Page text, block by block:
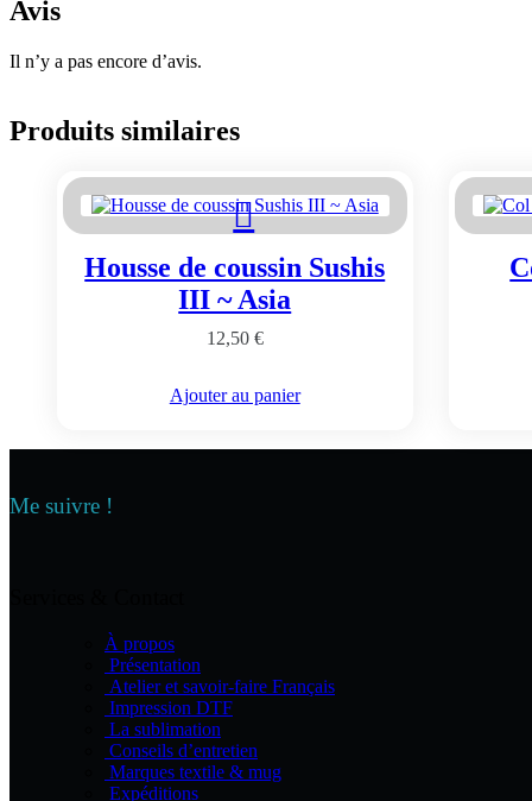
Avis
Il n’y a pas encore d’avis.
Produits similaires
Housse de coussin Sushis
III ~ Asia
12,50 €
Ajouter au panier
Me suivre !
À propos
Présentation
Atelier et savoir-faire Français
Impression DTF
La sublimation
Conseils d’entretien
Marques textile & mug
Expéditions